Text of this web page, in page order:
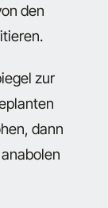
den
zur
dann